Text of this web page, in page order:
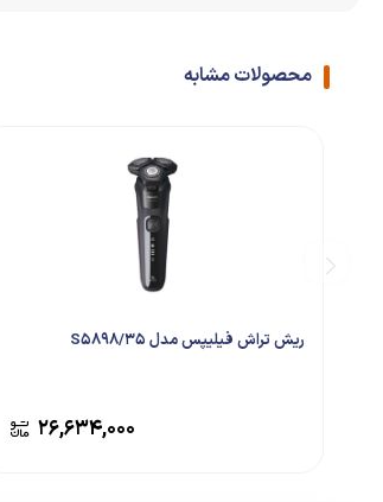
محصولات مشابه
ریش تراش فیلیپس مدل 35/S5898
۲۶,۶۳۴,۰۰۰